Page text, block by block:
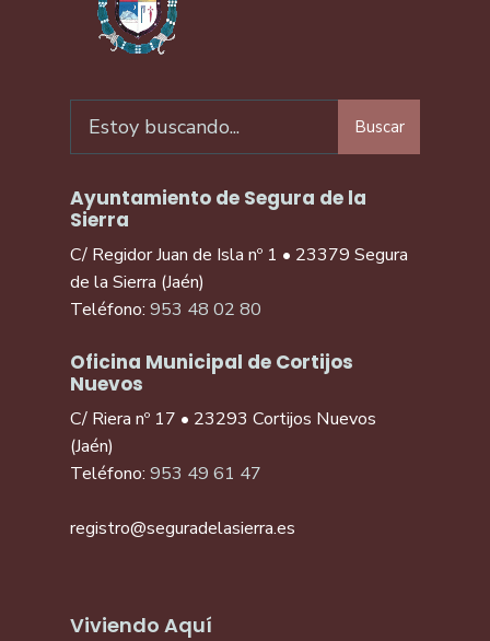
Buscar
Ayuntamiento de Segura de la
Sierra
C/ Regidor Juan de Isla nº 1 • 23379 Segura
de la Sierra (Jaén)
Teléfono: 953 48 02 80
Oficina Municipal de Cortijos
Nuevos
C/ Riera nº 17 • 23293 Cortijos Nuevos
(Jaén)
Teléfono: 953 49 61 47
registro@seguradelasierra.es
Viviendo Aquí